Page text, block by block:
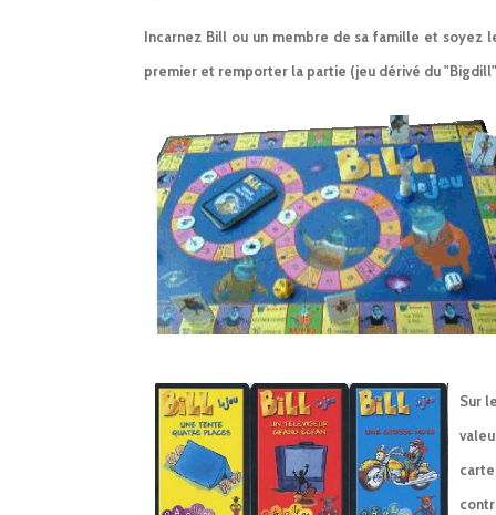
Incarnez Bill ou un membre de sa famille et soyez
premier et remporter la partie (jeu dérivé du
Sur